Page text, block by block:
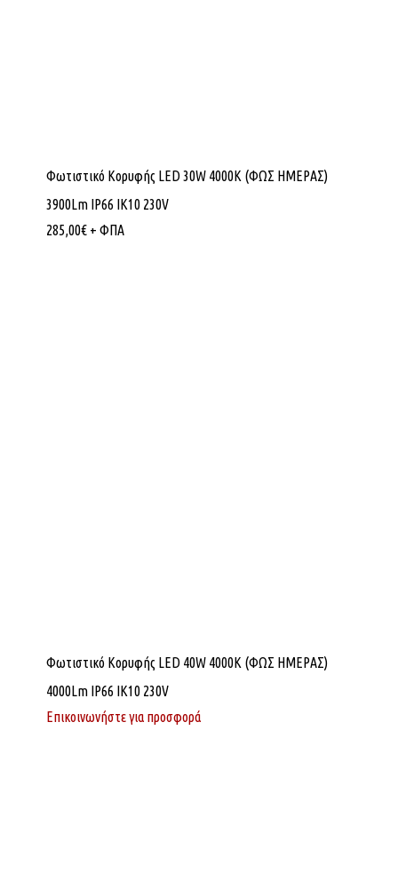
Φωτιστικό Κορυφής LED 30W 4000K (ΦΩΣ ΗΜΕΡΑΣ)
3900Lm IP66 ΙΚ10 230V
285,00€ + ΦΠΑ
Φωτιστικό Κορυφής LED 40W 4000K (ΦΩΣ ΗΜΕΡΑΣ)
4000Lm IP66 ΙΚ10 230V
Επικοινωνήστε για προσφορά